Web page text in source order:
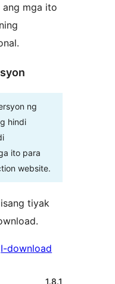
ang mga ito
ng
hindi
ito para
website.
tiyak
I-download
1.8.1